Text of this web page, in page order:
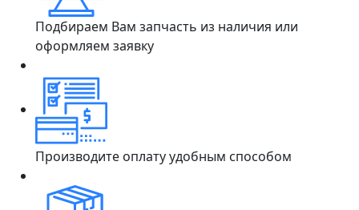
Подбираем Вам запчасть из наличия или
оформляем заявку
Производите оплату удобным способом